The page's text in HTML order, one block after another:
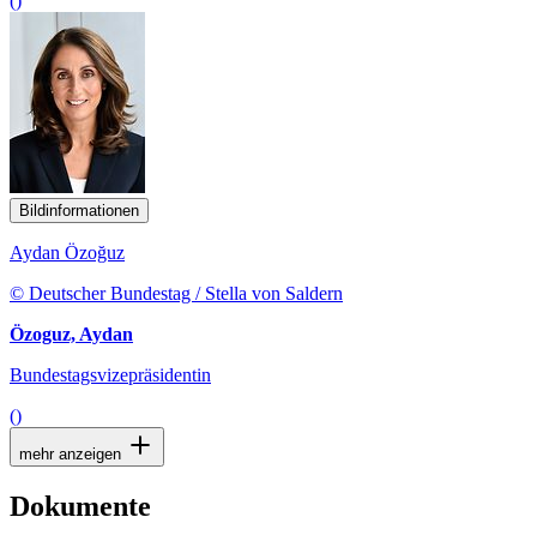
Bildinformationen
Aydan Özoğuz
© Deutscher Bundestag / Stella von Saldern
Özoguz, Aydan
Bundestagsvizepräsidentin
()
mehr anzeigen
Dokumente